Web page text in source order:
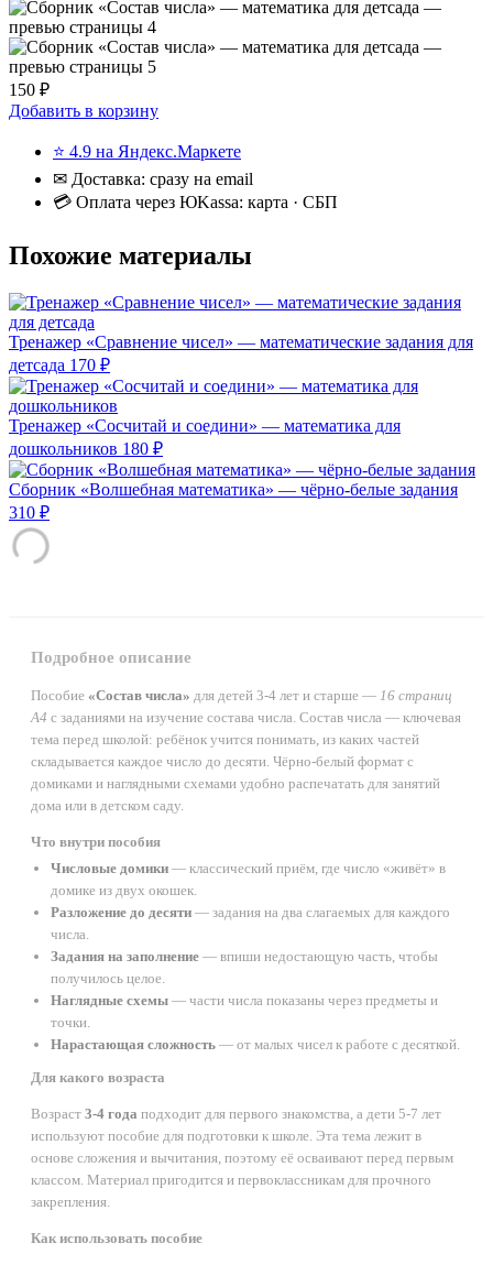
150 ₽
Добавить в корзину
⭐ 4.9 на Яндекс.Маркете
✉ Доставка: сразу на email
💳 Оплата через ЮKassa: карта · СБП
Похожие материалы
Тренажер «Сравнение чисел» — математические задания для
детсада 170 ₽
Тренажер «Сосчитай и соедини» — математика для
дошкольников 180 ₽
Сборник «Волшебная математика» — чёрно-белые задания
310 ₽
Подробное описание
Пособие «Состав числа» для детей 3-4 лет и старше — 16 страниц
А4 с заданиями на изучение состава числа. Состав числа — ключевая
тема перед школой: ребёнок учится понимать, из каких частей
складывается каждое число до десяти. Чёрно-белый формат с
домиками и наглядными схемами удобно распечатать для занятий
дома или в детском саду.
Что внутри пособия
Числовые домики — классический приём, где число «живёт» в
домике из двух окошек.
Разложение до десяти — задания на два слагаемых для каждого
числа.
Задания на заполнение — впиши недостающую часть, чтобы
получилось целое.
Наглядные схемы — части числа показаны через предметы и
точки.
Нарастающая сложность — от малых чисел к работе с десяткой.
Для какого возраста
Возраст 3-4 года подходит для первого знакомства, а дети 5-7 лет
используют пособие для подготовки к школе. Эта тема лежит в
основе сложения и вычитания, поэтому её осваивают перед первым
классом. Материал пригодится и первоклассникам для прочного
закрепления.
Как использовать пособие